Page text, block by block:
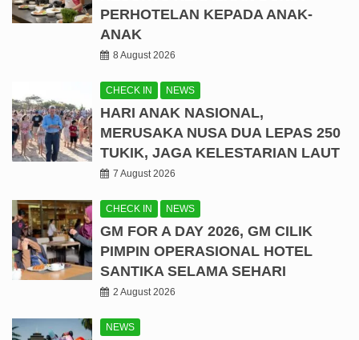
PERHOTELAN KEPADA ANAK-
ANAK
8 August 2026
CHECK IN NEWS
HARI ANAK NASIONAL,
MERUSAKA NUSA DUA LEPAS 250
TUKIK, JAGA KELESTARIAN LAUT
7 August 2026
CHECK IN NEWS
GM FOR A DAY 2026, GM CILIK
PIMPIN OPERASIONAL HOTEL
SANTIKA SELAMA SEHARI
2 August 2026
NEWS